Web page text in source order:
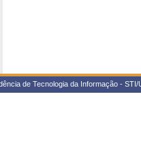
de Tecnologia da Informação -